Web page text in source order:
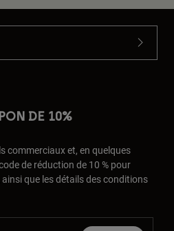
DE 10%
commerciaux et, en quelques
de réduction de 10 % pour
que les détails des conditions